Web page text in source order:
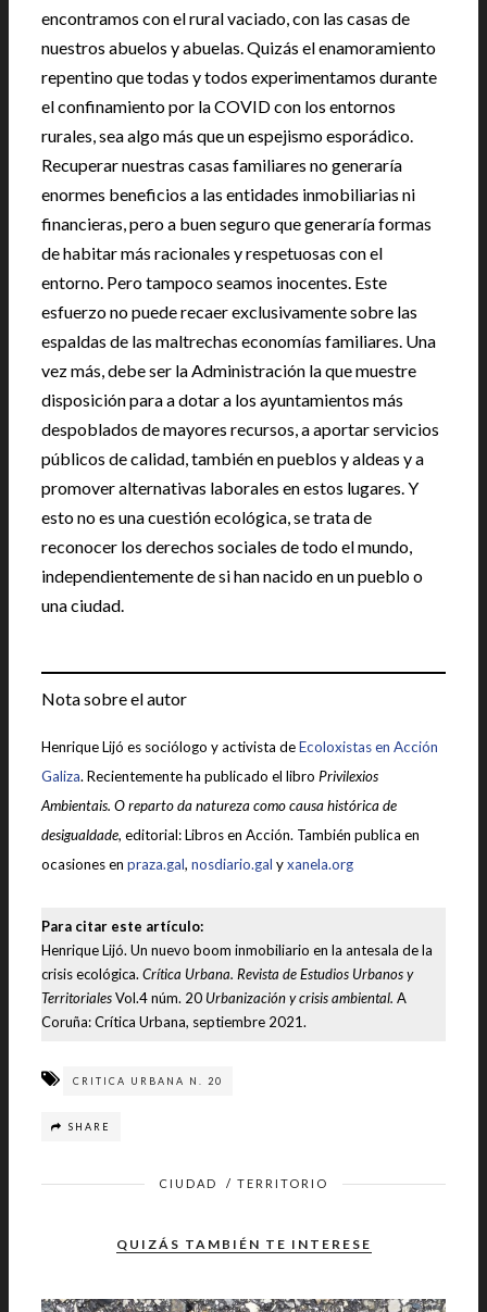
encontramos con el rural vaciado, con las casas de
nuestros abuelos y abuelas. Quizás el enamoramiento
repentino que todas y todos experimentamos durante
el confinamiento por la COVID con los entornos
rurales, sea algo más que un espejismo esporádico.
Recuperar nuestras casas familiares no generaría
enormes beneficios a las entidades inmobiliarias ni
financieras, pero a buen seguro que generaría formas
de habitar más racionales y respetuosas con el
entorno. Pero tampoco seamos inocentes. Este
esfuerzo no puede recaer exclusivamente sobre las
espaldas de las maltrechas economías familiares. Una
vez más, debe ser la Administración la que muestre
disposición para a dotar a los ayuntamientos más
despoblados de mayores recursos, a aportar servicios
públicos de calidad, también en pueblos y aldeas y a
promover alternativas laborales en estos lugares. Y
esto no es una cuestión ecológica, se trata de
reconocer los derechos sociales de todo el mundo,
independientemente de si han nacido en un pueblo o
una ciudad.
Nota sobre el autor
Henrique Lijó es sociólogo y activista deEcoloxistas en Acción
Galiza. Recientemente ha publicado el libro Privilexios
Ambientais. O reparto da natureza como causa histórica de
desigualdade, editorial: Libros en Acción. También publica en
ocasiones en praza.gal, nosdiario.gal yxanela.org
Para citar este artículo:
Henrique Lijó. Un nuevo boom inmobiliario en la antesala de la
crisis ecológica. Crítica Urbana. Revista de Estudios Urbanos y
TerritorialesVol.4 núm. 20 Urbanización y crisis ambiental. A
Coruña: Crítica Urbana, septiembre 2021.
CRITICA URBANA N. 20
SHARE
CIUDAD / TERRITORIO
QUIZÁS TAMBIÉN TE INTERESE